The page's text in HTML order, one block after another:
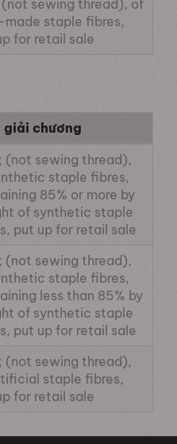
(not sewing thread), of
made staple fibres,
for retail sale
giải chương
(not sewing thread),
staple fibres,
85% or more by
of synthetic staple
put up for retail sale
(not sewing thread),
staple fibres,
less than 85% by
of synthetic staple
put up for retail sale
(not sewing thread),
staple fibres,
for retail sale